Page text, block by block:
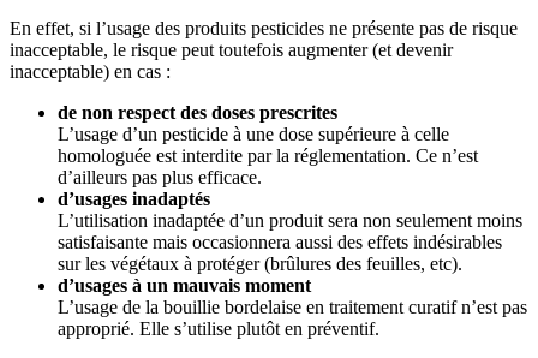
En effet, si l’usage des produits pesticides ne présente pas de risque
inacceptable, le risque peut toutefois augmenter (et devenir
inacceptable) en cas :
de non respect des doses prescrites
L’usage d’un pesticide à une dose supérieure à celle
homologuée est interdite par la réglementation. Ce n’est
d’ailleurs pas plus efficace.
d’usages inadaptés
L’utilisation inadaptée d’un produit sera non seulement moins
satisfaisante mais occasionnera aussi des effets indésirables
sur les végétaux à protéger (brûlures des feuilles, etc).
d’usages à un mauvais moment
L’usage de la bouillie bordelaise en traitement curatif n’est pas
approprié. Elle s’utilise plutôt en préventif.